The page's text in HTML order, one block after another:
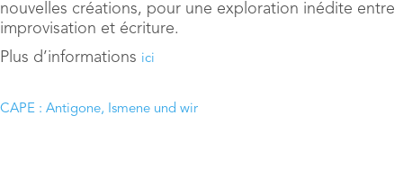
nouvelles créations, pour une exploration inédite entre
improvisation et écriture.
Plus d’informations ici
CAPE : Antigone, Ismene und wir